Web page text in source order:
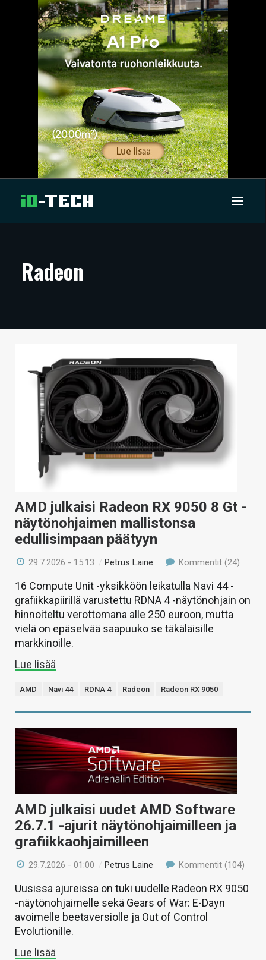
ARTIKKELIT
TECHBBS
HINTA.FI
KAUPPA
VAIHDA TEEMA
Radeon
AMD julkaisi Radeon RX 9050 8 Gt -
näytönohjaimen mallistonsa
edullisimpaan päätyyn
29.7.2026 - 15:13 /Petrus Laine Kommentit (24)
16 Compute Unit -yksikköön leikatulla Navi 44 -
grafiikkapiirillä varustettu RDNA 4 -näytönohjain on
hinnoiteltu verottomana alle 250 euroon, mutta
vielä on epäselvää saapuuko se täkäläisille
markkinoille.
Lue lisää
AMD Navi 44 RDNA 4 Radeon Radeon RX 9050
AMD julkaisi uudet AMD Software
26.7.1 -ajurit näytönohjaimilleen ja
grafiikkaohjaimilleen
29.7.2026 - 01:00 /Petrus Laine Kommentit (104)
Uusissa ajureissa on tuki uudelle Radeon RX 9050
-näytönohjaimelle sekä Gears of War: E-Dayn
avoimelle beetaversiolle ja Out of Control
Evolutionille.
Lue lisää